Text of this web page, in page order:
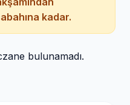
kadar.
bulunamadı.